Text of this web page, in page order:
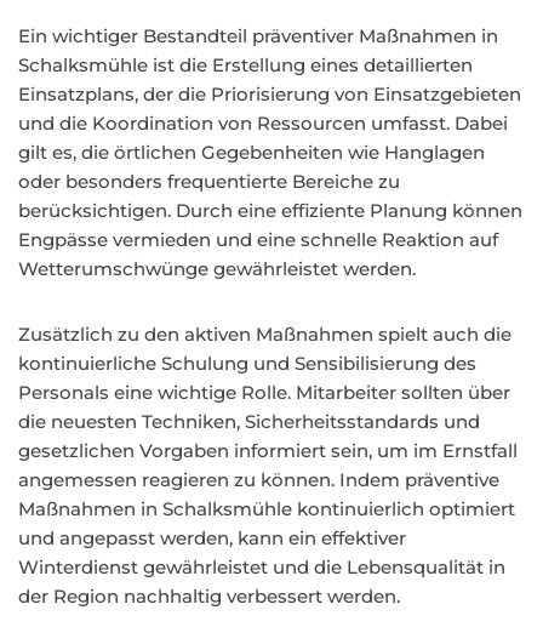
Ein wichtiger Bestandteil präventiver Maßnahmen in
Schalksmühle ist die Erstellung eines detaillierten
Einsatzplans, der die Priorisierung von Einsatzgebieten
und die Koordination von Ressourcen umfasst. Dabei
gilt es, die örtlichen Gegebenheiten wie Hanglagen
oder besonders frequentierte Bereiche zu
berücksichtigen. Durch eine effiziente Planung können
Engpässe vermieden und eine schnelle Reaktion auf
Wetterumschwünge gewährleistet werden.
Zusätzlich zu den aktiven Maßnahmen spielt auch die
kontinuierliche Schulung und Sensibilisierung des
Personals eine wichtige Rolle. Mitarbeiter sollten über
die neuesten Techniken, Sicherheitsstandards und
gesetzlichen Vorgaben informiert sein, um im Ernstfall
angemessen reagieren zu können. Indem präventive
Maßnahmen in Schalksmühle kontinuierlich optimiert
und angepasst werden, kann ein effektiver
Winterdienst gewährleistet und die Lebensqualität in
der Region nachhaltig verbessert werden.